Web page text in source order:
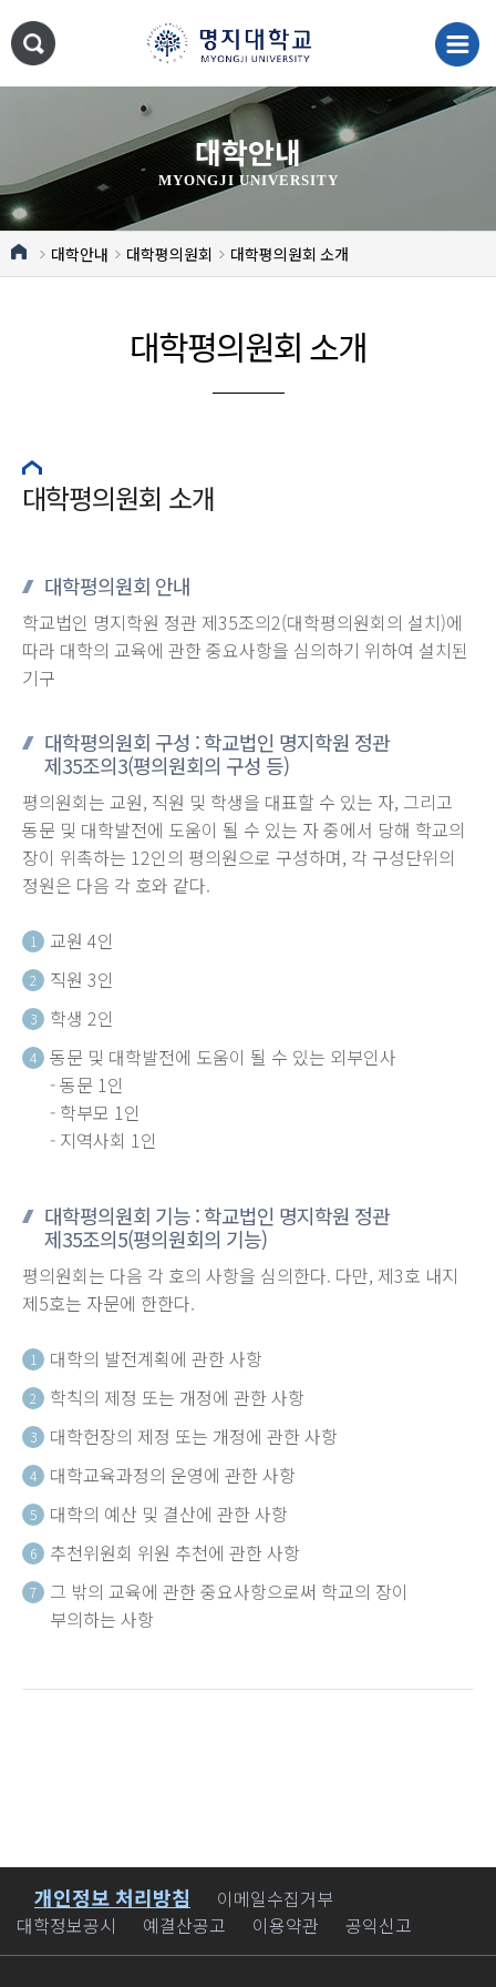
대학안내
MYONGJI UNIVERSITY
대학안내 대학평의원회 대학평의원회 소개
대학평의원회 소개
대학평의원회 소개
대학평의원회 안내
학교법인 명지학원 정관 제35조의2(대학평의원회의 설치)에
따라 대학의 교육에 관한 중요사항을 심의하기 위하여 설치된
기구
대학평의원회 구성 : 학교법인 명지학원 정관
제35조의3(평의원회의 구성 등)
평의원회는 교원, 직원 및 학생을 대표할 수 있는 자, 그리고
동문 및 대학발전에 도움이 될 수 있는 자 중에서 당해 학교의
장이 위촉하는 12인의 평의원으로 구성하며, 각 구성단위의
정원은 다음 각 호와 같다.
1 교원 4인
2 직원 3인
3 학생 2인
4
동문 및 대학발전에 도움이 될 수 있는 외부인사
- 동문 1인
- 학부모 1인
- 지역사회 1인
대학평의원회 기능 : 학교법인 명지학원 정관
제35조의5(평의원회의 기능)
평의원회는 다음 각 호의 사항을 심의한다. 다만, 제3호 내지
제5호는 자문에 한한다.
1 대학의 발전계획에 관한 사항
2 학칙의 제정 또는 개정에 관한 사항
3 대학헌장의 제정 또는 개정에 관한 사항
4 대학교육과정의 운영에 관한 사항
5 대학의 예산 및 결산에 관한 사항
6 추천위원회 위원 추천에 관한 사항
7
그 밖의 교육에 관한 중요사항으로써 학교의 장이
부의하는 사항
바로가기
개인정보 처리방침
이메일수집거부
대학정보공시
예결산공고 이용약관 공익신고